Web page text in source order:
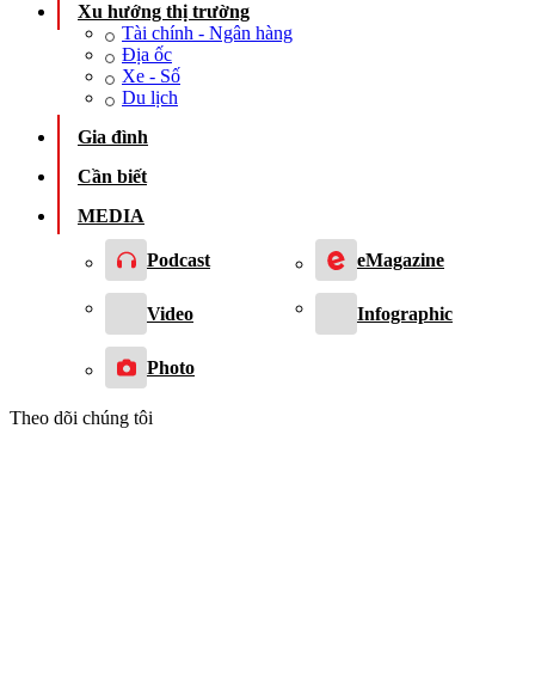
Xu hướng thị trường
Tài chính - Ngân hàng
Địa ốc
Xe - Số
Du lịch
Gia đình
Cần biết
MEDIA
Podcast eMagazine
Video Infographic
Photo
Theo dõi chúng tôi